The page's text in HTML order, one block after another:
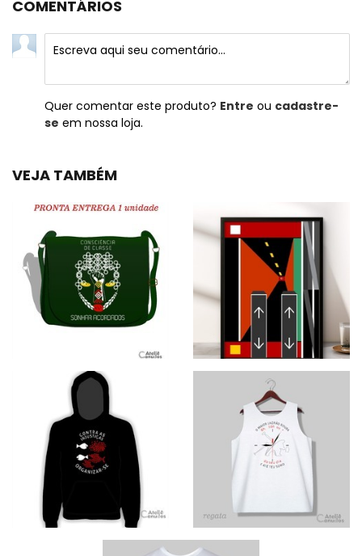
COMENTÁRIOS
Quer comentar este produto? Entre ou cadastre-
se em nossa loja.
VEJA TAMBÉM